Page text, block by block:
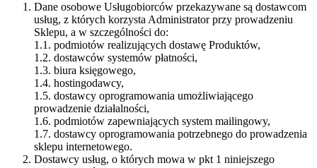
Dane osobowe Usługobiorców przekazywane są dostawcom
usług, z których korzysta Administrator przy prowadzeniu
Sklepu, a w szczególności do:
1.1. podmiotów realizujących dostawę Produktów,
1.2. dostawców systemów płatności,
1.3. biura księgowego,
1.4. hostingodawcy,
1.5. dostawcy oprogramowania umożliwiającego
prowadzenie działalności,
1.6. podmiotów zapewniających system mailingowy,
1.7. dostawcy oprogramowania potrzebnego do prowadzenia
sklepu internetowego.
Dostawcy usług, o których mowa w pkt 1 niniejszego